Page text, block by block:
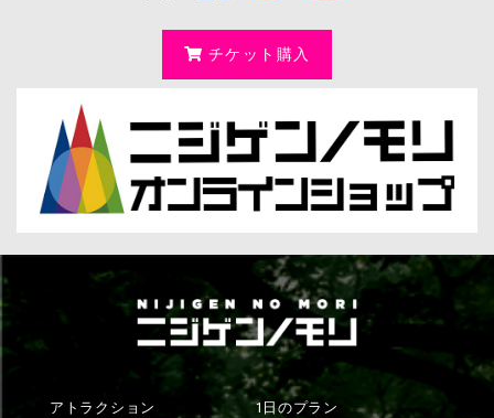
チケット購入
アトラクション 1日のプラン